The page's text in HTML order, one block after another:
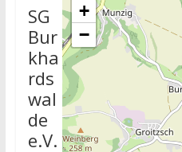
+
−
SG
Bur
kha
rds
wal
de
e.V.